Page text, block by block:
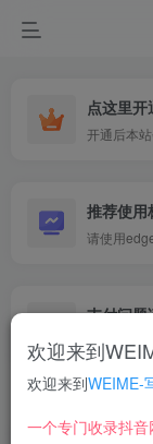
点这里开
推荐使
请使用
支付问题
遇到支付
欢迎来到
欢迎来到WEIME-
一个专门收录抖